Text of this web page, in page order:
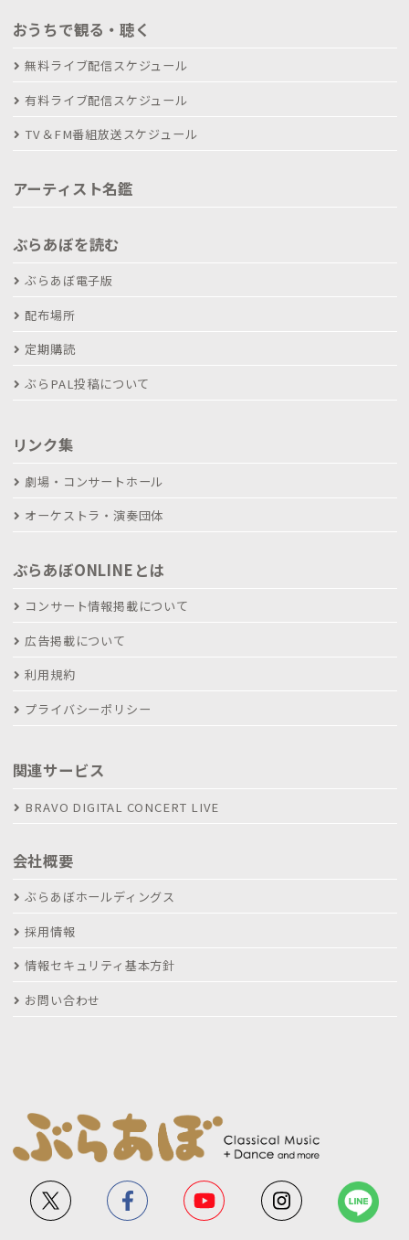
おうちで観る・聴く
無料ライブ配信スケジュール
有料ライブ配信スケジュール
TV＆FM番組放送スケジュール
アーティスト名鑑
ぶらあぼを読む
ぶらあぼ電子版
配布場所
定期購読
ぶらPAL投稿について
リンク集
劇場・コンサートホール
オーケストラ・演奏団体
ぶらあぼONLINEとは
コンサート情報掲載について
広告掲載について
利用規約
プライバシーポリシー
関連サービス
BRAVO DIGITAL CONCERT LIVE
会社概要
ぶらあぼホールディングス
採用情報
情報セキュリティ基本方針
お問い合わせ